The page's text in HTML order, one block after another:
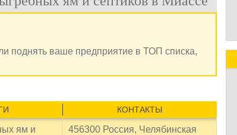
поднять ваше предприятие в ТОП списка,
КОНТАКТЫ
ям и
456300 Россия, Челябинская